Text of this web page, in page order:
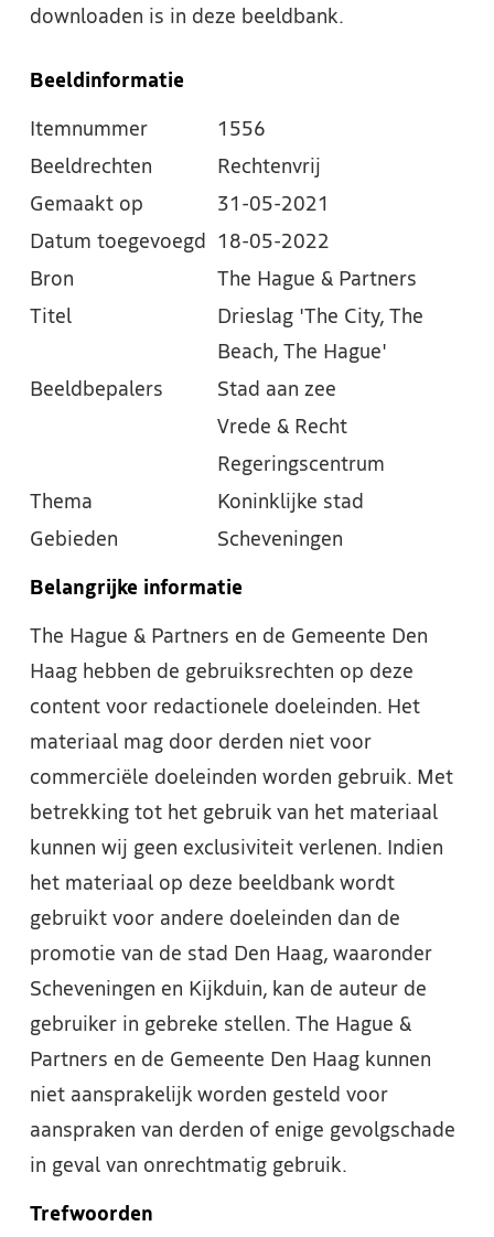
downloaden is in deze beeldbank.
Beeldinformatie
Itemnummer
1556
Beeldrechten
Rechtenvrij
Gemaakt op
31-05-2021
Datum toegevoegd
18-05-2022
Bron
The Hague & Partners
Titel
Drieslag 'The City, The
Beach, The Hague'
Beeldbepalers
Stad aan zee
Vrede & Recht
Regeringscentrum
Thema
Koninklijke stad
Gebieden
Scheveningen
Belangrijke informatie
The Hague & Partners en de Gemeente Den
Haag hebben de gebruiksrechten op deze
content voor redactionele doeleinden. Het
materiaal mag door derden niet voor
commerciële doeleinden worden gebruik. Met
betrekking tot het gebruik van het materiaal
kunnen wij geen exclusiviteit verlenen. Indien
het materiaal op deze beeldbank wordt
gebruikt voor andere doeleinden dan de
promotie van de stad Den Haag, waaronder
Scheveningen en Kijkduin, kan de auteur de
gebruiker in gebreke stellen. The Hague &
Partners en de Gemeente Den Haag kunnen
niet aansprakelijk worden gesteld voor
aanspraken van derden of enige gevolgschade
in geval van onrechtmatig gebruik.
Trefwoorden